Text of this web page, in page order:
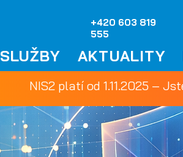
+420 603 819
555
SLUŽBY AKTUALITY
NIS2 platí od 1.11.2025 –